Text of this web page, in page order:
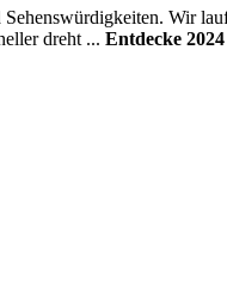
Wir
dreht ... Entdecke